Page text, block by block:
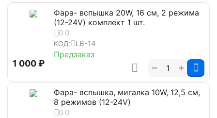
Фара- вспышка 20W, 16 см, 2 режима
(12-24V) комплект 1 шт.
0.0
КОД: LB-14
Предзаказ
1 000₽ +
−
Фара- вспышка, мигалка 10W, 12,5 см,
8 режимов (12-24V)
0.0